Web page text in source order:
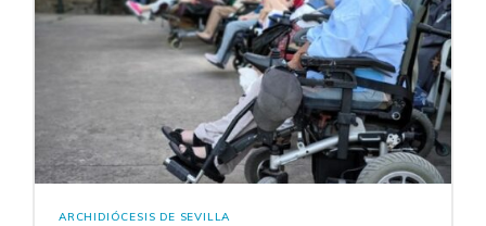
ARCHIDIÓCESIS DE SEVILLA